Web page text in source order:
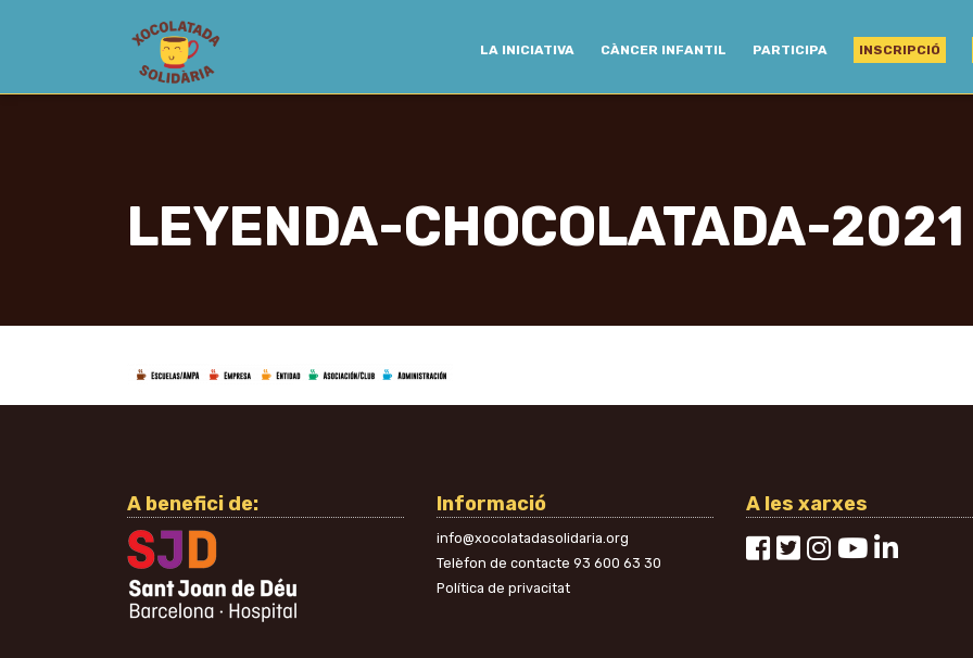
LA INICIATIVA CÀNCER INFANTIL PARTICIPA INSCRIPCIÓ
LEYENDA-CHOCOLATADA-2021
A benefici de: Informació
info@xocolatadasolidaria.org
Telèfon de contacte 93 600 63 30
Política de privacitat
A les xarxes